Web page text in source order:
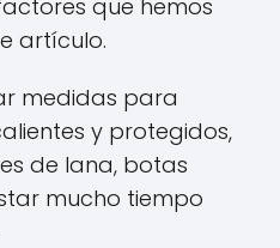
que hemos
artículo.
medidas para
y protegidos,
de lana, botas
mucho tiempo